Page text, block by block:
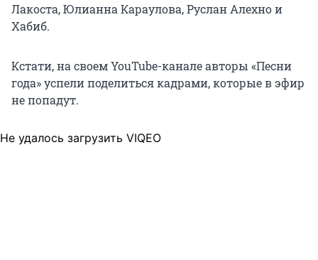
Лакоста, Юлианна Караулова, Руслан Алехно и
Хабиб.
Кстати, на своем YouTube-канале авторы «Песни
года» успели поделиться кадрами, которые в эфир
не попадут.
Не удалось загрузить VIQEO